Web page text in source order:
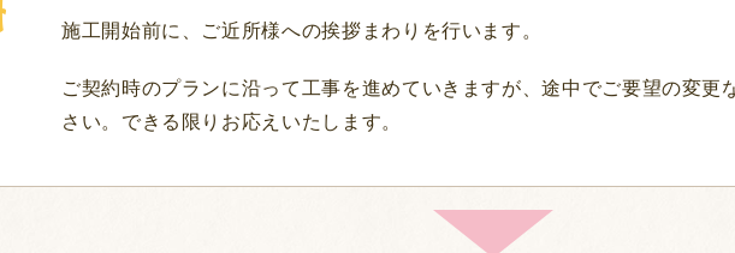
施工開始前に、ご近所様への挨拶まわりを行います。
ご契約時のプランに沿って工事を進めていきますが、途中でご要望の変
さい。できる限りお応えいたします。